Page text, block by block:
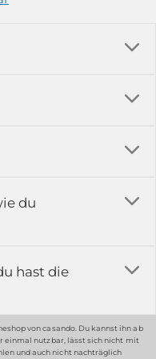
du
hast die
von casando. Du kannst ihn ab
einmal nutzbar, lässt sich nicht mit
und auch nicht nachträglich